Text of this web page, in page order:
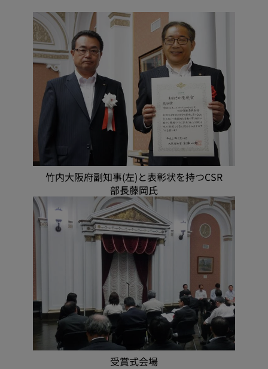
竹内大阪府副知事(左)と表彰状を持つCSR
部長藤岡氏
受賞式会場